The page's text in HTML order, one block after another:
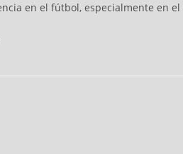
en el fútbol, especialmente en